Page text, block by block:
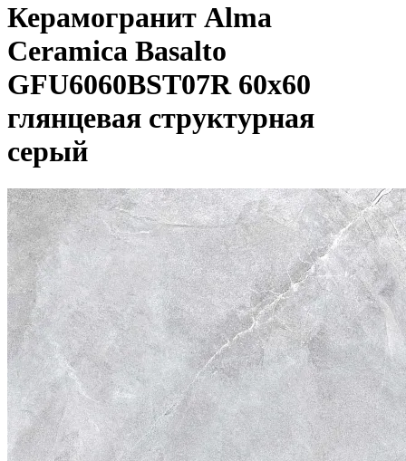
Керамогранит Alma
Ceramica Basalto
GFU6060BST07R 60x60
глянцевая структурная
серый